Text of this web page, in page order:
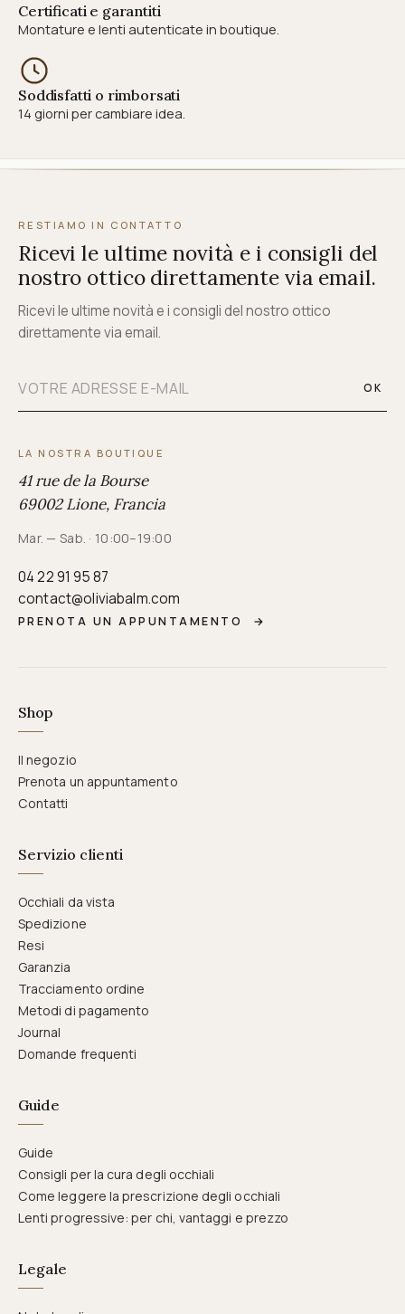
Certificati e garantiti
Montature e lenti autenticate in boutique.
Soddisfatti o rimborsati
14 giorni per cambiare idea.
RESTIAMO IN CONTATTO
Ricevi le ultime novità e i consigli del
nostro ottico direttamente via email.
Ricevi le ultime novità e i consigli del nostro ottico
direttamente via email.
OK
LA NOSTRA BOUTIQUE
41 rue de la Bourse
69002 Lione, Francia
Mar. — Sab. · 10:00–19:00
04 22 91 95 87
contact@oliviabalm.com
PRENOTA UN APPUNTAMENTO →
Shop
Il negozio
Prenota un appuntamento
Contatti
Servizio clienti
Occhiali da vista
Spedizione
Resi
Garanzia
Tracciamento ordine
Metodi di pagamento
Journal
Domande frequenti
Guide
Guide
Consigli per la cura degli occhiali
Come leggere la prescrizione degli occhiali
Lenti progressive: per chi, vantaggi e prezzo
Legale